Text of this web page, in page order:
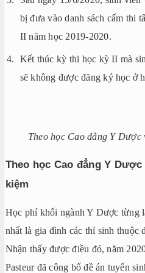
bị đưa vào danh sách cấm thi
II năm học 2019-2020.
Kết thúc kỳ thi học kỳ II mà
sẽ không được đăng ký học ở
Theo học Cao đẳng Y
Theo học Cao đẳng Y
kiệm
Học phí khối ngành Y Dược từng
nhất là gia đình các thí sinh thuộc
Nhận thấy được điều đó, năm
Pasteur đã công bố đề án tuyển